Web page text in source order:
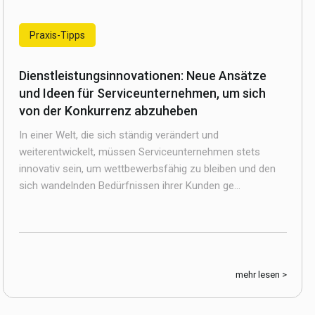
Praxis-Tipps
Dienstleistungsinnovationen: Neue Ansätze
und Ideen für Serviceunternehmen, um sich
von der Konkurrenz abzuheben
In einer Welt, die sich ständig verändert und
weiterentwickelt, müssen Serviceunternehmen stets
innovativ sein, um wettbewerbsfähig zu bleiben und den
sich wandelnden Bedürfnissen ihrer Kunden ge...
mehr lesen >